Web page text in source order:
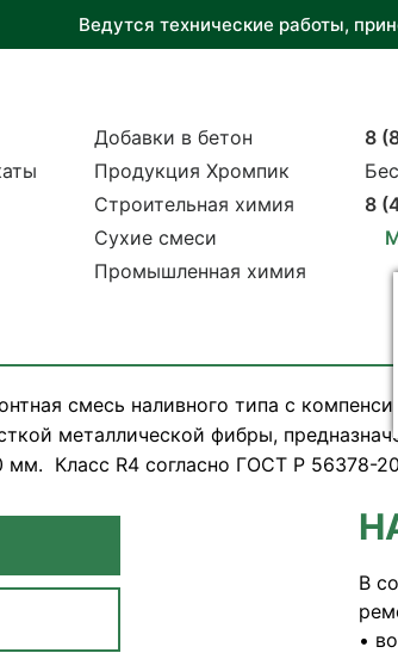
Ведутся технические работы,
Добавки в бетон
Продукция Хромпик
Строительная химия
Сухие смеси
Промышленная химия
8
8
смесь наливного типа с
металлической фибры,
мм. Класс R4 согласно ГОСТ Р 56378-
В
•